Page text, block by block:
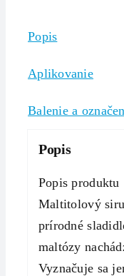
Popis
Aplikovanie
Balenie a
Popis
Popis produktu
Maltitolový
prírodné
maltózy
Vyznačuje sa